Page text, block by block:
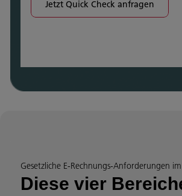
Jetzt Quick Check anfragen
Gesetzliche E-Rechnungs-Anforderungen
Diese vier